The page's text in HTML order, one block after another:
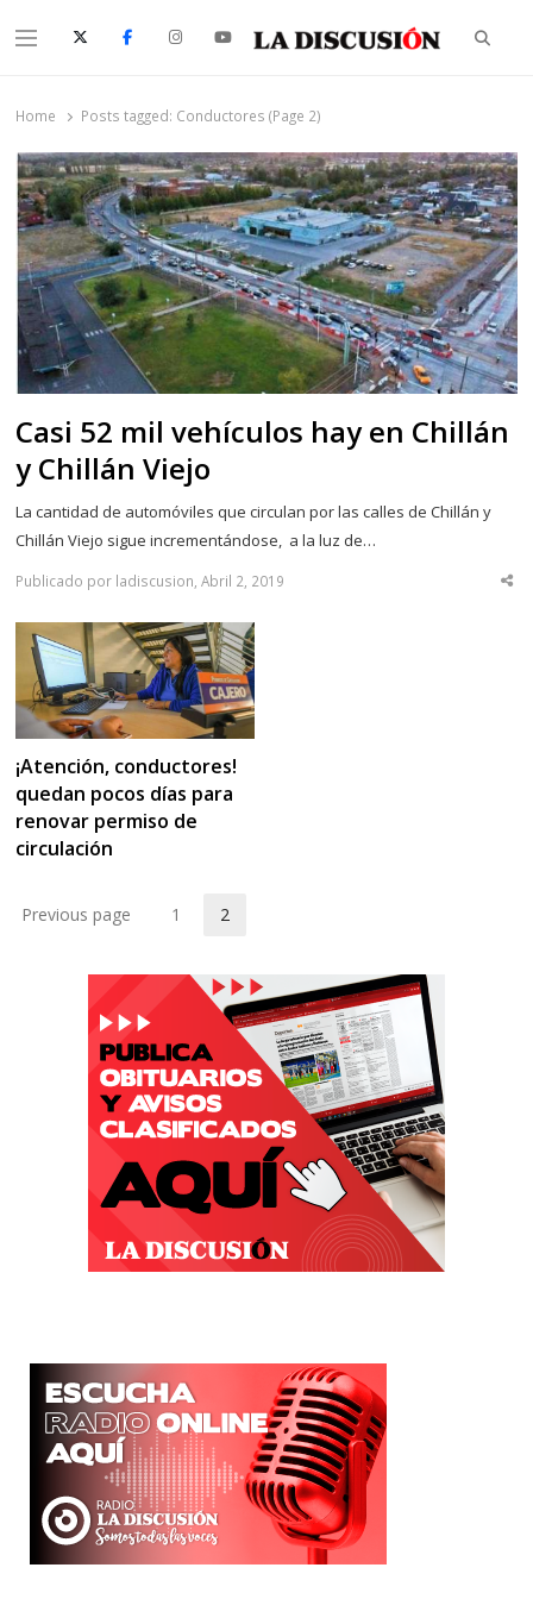
Menu
Home Posts tagged: Conductores (Page 2)
Casi 52 mil vehículos hay en Chillán
y Chillán Viejo
La cantidad de automóviles que circulan por las calles de Chillán y
Chillán Viejo sigue incrementándose, a la luz de…
Publicado por ladiscusion, Abril 2, 2019
¡Atención, conductores!
quedan pocos días para
renovar permiso de
circulación
Previous page Page
1 2